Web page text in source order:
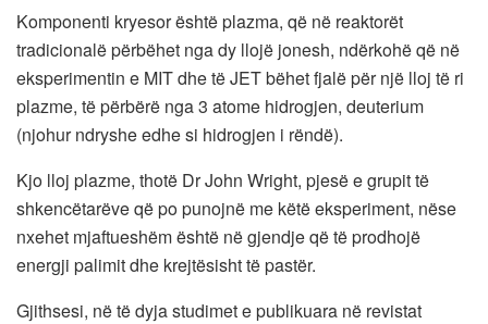
Komponenti kryesor është plazma, që në reaktorët
tradicionalë përbëhet nga dy llojë jonesh, ndërkohë që në
eksperimentin e MIT dhe të JET bëhet fjalë për një lloj të ri
plazme, të përbërë nga 3 atome hidrogjen, deuterium
(njohur ndryshe edhe si hidrogjen i rëndë).
Kjo lloj plazme, thotë Dr John Wright, pjesë e grupit të
shkencëtarëve që po punojnë me këtë eksperiment, nëse
nxehet mjaftueshëm është në gjendje që të prodhojë
energji palimit dhe krejtësisht të pastër.
Gjithsesi, në të dyja studimet e publikuara në revistat